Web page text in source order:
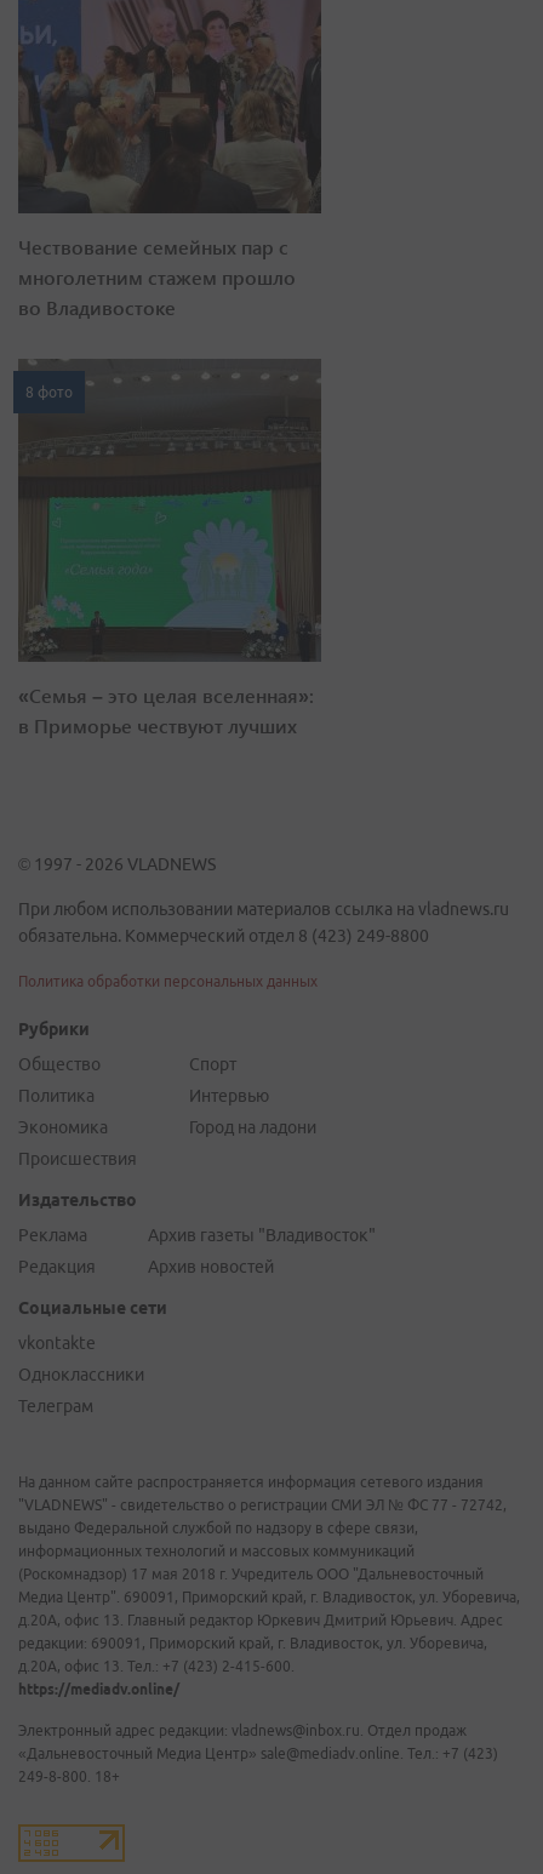
Чествование семейных пар с
многолетним стажем прошло
во Владивостоке
8 фото
«Семья – это целая вселенная»:
в Приморье чествуют лучших
© 1997 - 2026 VLADNEWS
При любом использовании материалов ссылка на vladnews.ru
обязательна. Коммерческий отдел 8 (423) 249-8800
Политика обработки персональных данных
Рубрики
Общество
Политика
Экономика
Происшествия
Спорт
Интервью
Город на ладони
Издательство
Реклама
Редакция
Архив газеты "Владивосток"
Архив новостей
Социальные сети
vkontakte
Одноклассники
Телеграм
На данном сайте распространяется информация сетевого издания
"VLADNEWS" - свидетельство о регистрации СМИ ЭЛ № ФС 77 - 72742,
выдано Федеральной службой по надзору в сфере связи,
информационных технологий и массовых коммуникаций
(Роскомнадзор) 17 мая 2018 г. Учредитель ООО "Дальневосточный
Медиа Центр". 690091, Приморский край, г. Владивосток, ул. Уборевича,
д.20А, офис 13. Главный редактор Юркевич Дмитрий Юрьевич. Адрес
редакции: 690091, Приморский край, г. Владивосток, ул. Уборевича,
д.20А, офис 13. Тел.: +7 (423) 2-415-600.
https://mediadv.online/
Электронный адрес редакции: vladnews@inbox.ru. Отдел продаж
«Дальневосточный Медиа Центр» sale@mediadv.online. Тел.: +7 (423)
249-8-800. 18+